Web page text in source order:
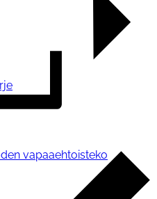
vapaaehtoisteko